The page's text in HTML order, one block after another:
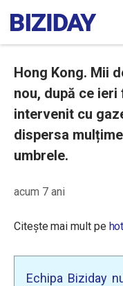
Hong Kong. Mii
nou, după ce
intervenit cu
dispersa
umbrele.
acum 7 ani
Citește mai mult pe
Echipa Biziday